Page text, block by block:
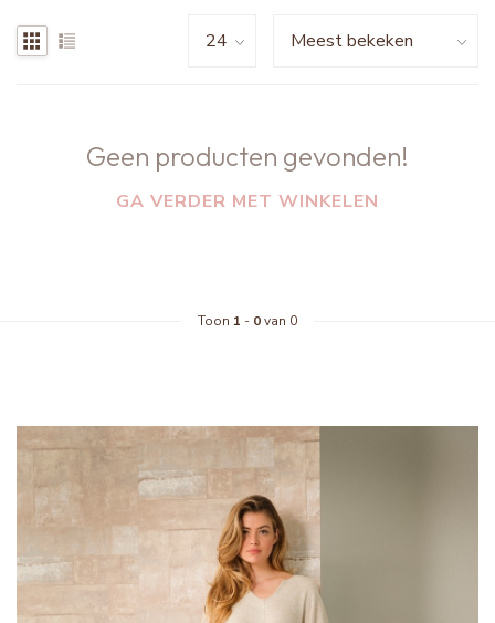
Geen producten gevonden!
GA VERDER MET WINKELEN
Toon 1 - 0van 0